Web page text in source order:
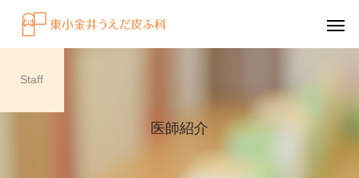
医師紹介
Staff